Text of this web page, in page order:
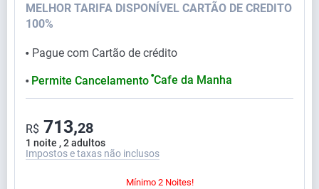
MELHOR TARIFA DISPONÍVEL CARTÃO DE CREDITO
100%
⬤ Pague com Cartão de crédito
⬤ Permite Cancelamento ⬤Cafe da Manha
1 noite , 2 adultos
R$ 713,28
Impostos e taxas não inclusos
Mínimo 2 Noites!